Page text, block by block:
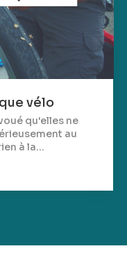
vélo
qu'elles ne
au
à la...